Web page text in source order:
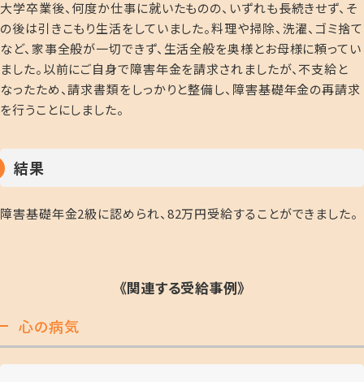
大学卒業後、何度か仕事に就いたものの、いずれも長続きせず、そ
の後は引きこもり生活をしていました。料理や掃除、洗濯、ゴミ捨て
など、家事全般が一切できず、生活全般を奥様とお母様に頼ってい
ました。以前にご自身で障害年金を請求されましたが、不支給と
なったため、請求書類をしっかりと整備し、障害基礎年金の再請求
を行うことにしました。
結果
障害基礎年金2級に認められ、 82万円受給することができました。
《関連する受給事例》
心の病気